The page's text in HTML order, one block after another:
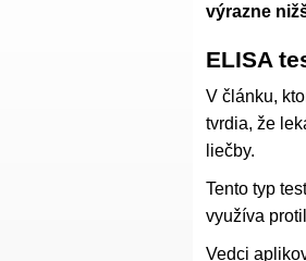
výrazne
ELISA
V článku,
tvrdia, že
liečby.
Tento typ
využíva
Vedci